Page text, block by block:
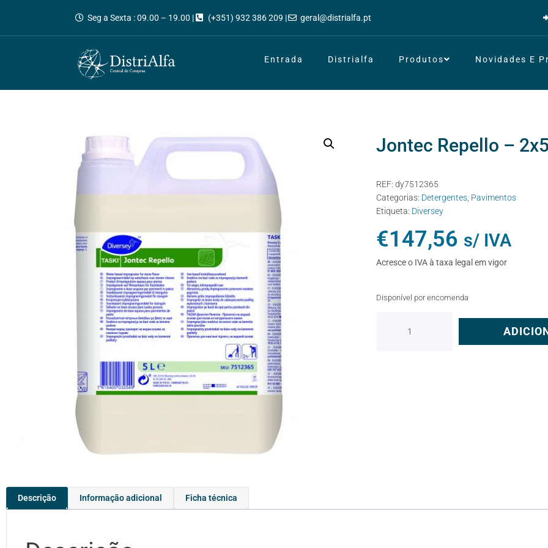
Seg a Sexta : 09.00 – 19.00 | (+351) 932 386 209 | geral@distrialfa.pt
Entrada Distrialfa Produtos Novidades E
Jontec Repello –
REF: dy7512365
Categorias: Detergentes Pavimentos
Etiqueta: Diversey
€147,56 s/ IVA
Acresce o IVA à taxa legal em vigor
Disponível por encomenda
Descrição Informação adicional Ficha técnica